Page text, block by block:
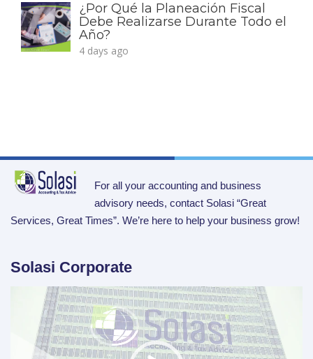
¿Por Qué la Planeación Fiscal
Debe Realizarse Durante Todo el
Año?
4 days ago
For all your accounting and business
advisory needs, contact Solasi “Great
Services, Great Times”. We’re here to help your business grow!
Solasi Corporate
Player